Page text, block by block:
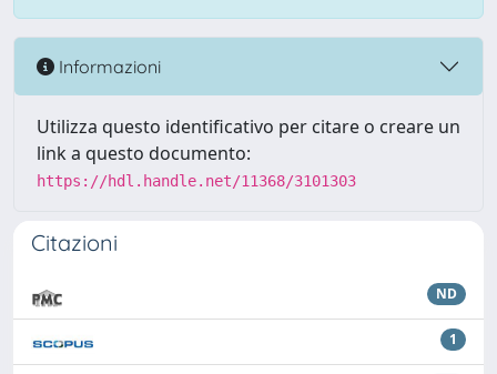
Informazioni
Utilizza questo identificativo per citare o creare un
link a questo documento:
https://hdl.handle.net/11368/3101303
Citazioni
ND
1